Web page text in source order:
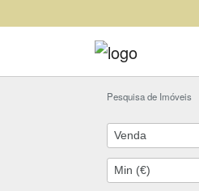
Pesquisa de Imóveis